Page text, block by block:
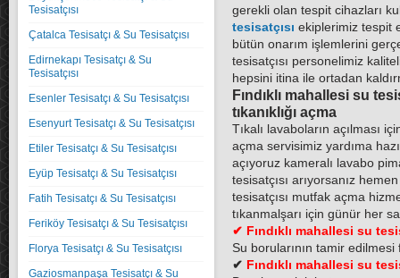
Tesisatçısı
Çatalca Tesisatçı & Su Tesisatçısı
Edirnekapı Tesisatçı & Su
Tesisatçısı
Esenler Tesisatçı & Su Tesisatçısı
Esenyurt Tesisatçı & Su Tesisatçısı
Etiler Tesisatçı & Su Tesisatçısı
Eyüp Tesisatçı & Su Tesisatçısı
Fatih Tesisatçı & Su Tesisatçısı
Feriköy Tesisatçı & Su Tesisatçısı
Florya Tesisatçı & Su Tesisatçısı
Gaziosmanpaşa Tesisatçı & Su
gerekli olan tespit cihazları
tesisatçısı ekiplerimiz tespit
bütün onarım işlemlerini
tesisatçısı personelimiz
hepsini itina ile ortadan
Fındıklı mahallesi su
tıkanıklığı açma
Tıkalı lavaboların açılması
açma servisimiz yardıma
açıyoruz kameralı lavabo
tesisatçısı arıyorsanız
tesisatçısı mutfak açma
tıkanmalşarı için günür her
✔ Fındıklı mahallesi su
Su borularının tamir edilmesi
✔ Fındıklı mahallesi su